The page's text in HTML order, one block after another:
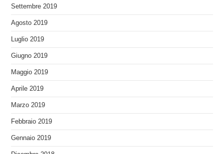
Settembre 2019
Agosto 2019
Luglio 2019
Giugno 2019
Maggio 2019
Aprile 2019
Marzo 2019
Febbraio 2019
Gennaio 2019